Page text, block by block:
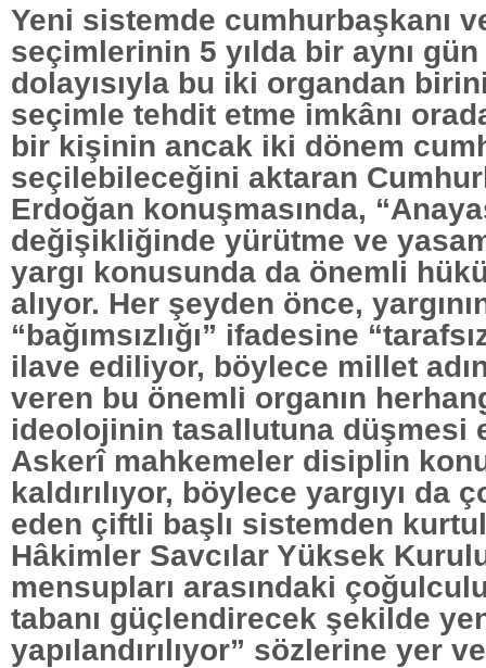
Yeni sistemde cumhurbaşkanı
seçimlerinin 5 yılda bir aynı gün
dolayısıyla bu iki organdan
seçimle tehdit etme imkânı
bir kişinin ancak iki dönem
seçilebileceğini aktaran
Erdoğan konuşmasında,
değişikliğinde yürütme ve
yargı konusunda da önemli
alıyor. Her şeyden önce,
“bağımsızlığı” ifadesine
ilave ediliyor, böylece millet
veren bu önemli organın
ideolojinin tasallutuna düşmesi
Askerî mahkemeler disiplin
kaldırılıyor, böylece yargıyı da
eden çiftli başlı sistemden
Hâkimler Savcılar Yüksek
mensupları arasındaki
tabanı güçlendirecek şekilde
yapılandırılıyor” sözlerine yer